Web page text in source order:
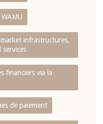
infrastructures,
financiers via la
de paiement